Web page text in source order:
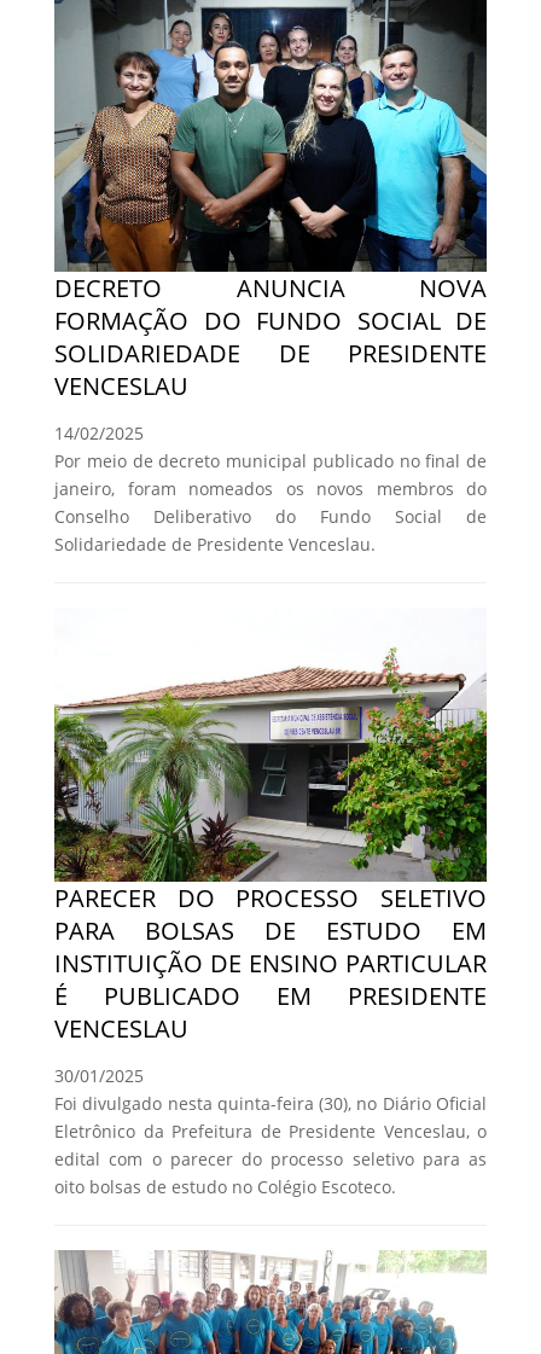
DECRETO ANUNCIA NOVA
FORMAÇÃO DO FUNDO SOCIAL DE
SOLIDARIEDADE DE PRESIDENTE
VENCESLAU
14/02/2025
Por meio de decreto municipal publicado no final de
janeiro, foram nomeados os novos membros do
Conselho Deliberativo do Fundo Social de
Solidariedade de Presidente Venceslau.
PARECER DO PROCESSO SELETIVO
PARA BOLSAS DE ESTUDO EM
INSTITUIÇÃO DE ENSINO PARTICULAR
É PUBLICADO EM PRESIDENTE
VENCESLAU
30/01/2025
Foi divulgado nesta quinta-feira (30), no Diário Oficial
Eletrônico da Prefeitura de Presidente Venceslau, o
edital com o parecer do processo seletivo para as
oito bolsas de estudo no Colégio Escoteco.